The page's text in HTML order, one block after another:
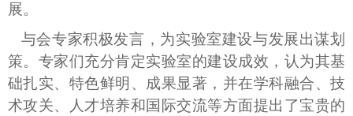
展。
与会专家积极发言，为实验室建设与发展出谋划
策。专家们充分肯定实验室的建设成效，认为其基
础扎实、特色鲜明、成果显著，并在学科融合、技
术攻关、人才培养和国际交流等方面提出了宝贵的